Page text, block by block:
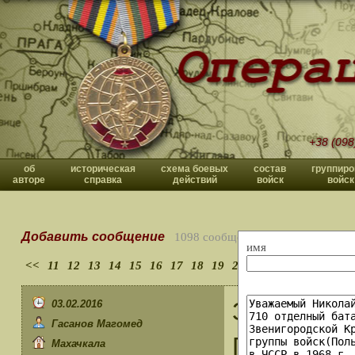
+38
об
авторе
историческая
справка
схема боевых
действий
состав
войск
войск
имя
Добавить сообщение 1098 сообщений
<< 11 12 13 14 15 16 17 18 19 20
03.02.2016
Гасанов Магомед
Махачкала
ГДР, г.